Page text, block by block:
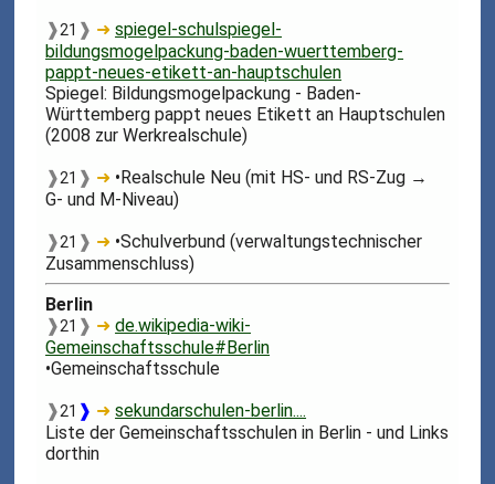
❱21 ❱ ➜spiegel-schulspiegel-
bildungsmogelpackung-baden-wuerttemberg-
pappt-neues-etikett-an-hauptschulen
Spiegel: Bildungsmogelpackung - Baden-
Württemberg pappt neues Etikett an Hauptschulen
(2008 zur Werkrealschule)
❱21 ❱ ➜ •Realschule Neu (mit HS- und RS-Zug →
G- und M-Niveau)
❱21 ❱ ➜ •Schulverbund (verwaltungstechnischer
Zusammenschluss)
Berlin
❱21 ❱ ➜de.wikipedia-wiki-
Gemeinschaftsschule#Berlin
•Gemeinschaftsschule
❱21 ❱ ➜sekundarschulen-berlin....
Liste der Gemeinschaftsschulen in Berlin - und Links
dorthin